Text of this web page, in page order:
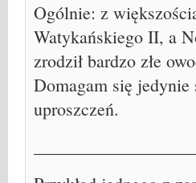
Ogólnie: z
Watykańskiego II, a
zrodził bardzo złe
Domagam się
uproszczeń.